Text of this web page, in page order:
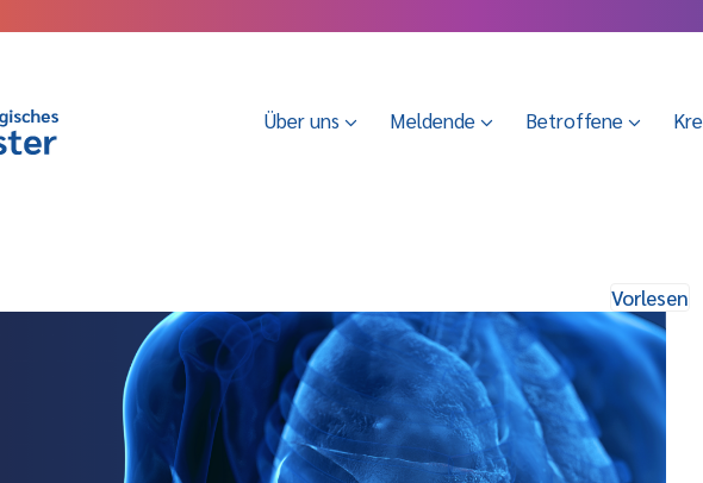
Über uns Meldende Betroffene
Vorlesen